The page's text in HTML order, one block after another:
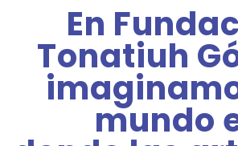
En
Tonatiuh
mundo